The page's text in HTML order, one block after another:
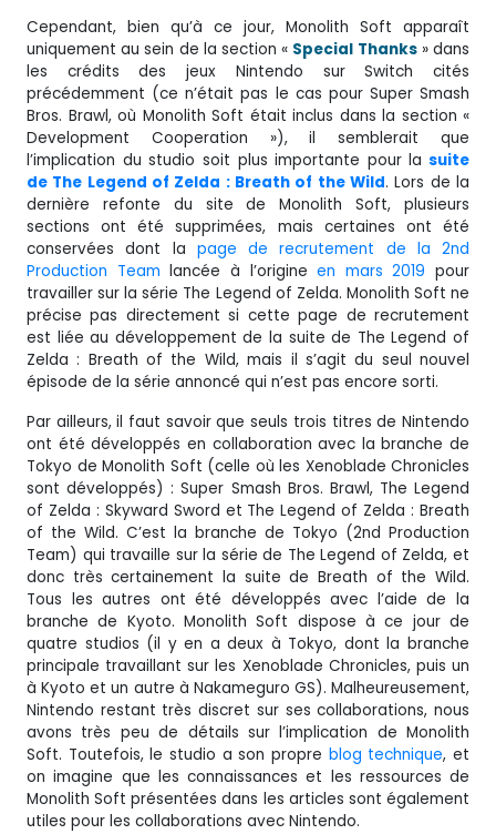
Cependant, bien qu’à ce jour, Monolith Soft apparaît
uniquement au sein de la section « Special Thanks» dans
les crédits des jeux Nintendo sur Switch cités
précédemment (ce n’était pas le cas pour Super Smash
Bros. Brawl, où Monolith Soft était inclus dans la section «
Development Cooperation »), il semblerait que
l’implication du studio soit plus importante pour la suite
de The Legend of Zelda : Breath of the Wild. Lors de la
dernière refonte du site de Monolith Soft, plusieurs
sections ont été supprimées, mais certaines ont été
conservées dont la page de recrutement de la 2nd
Production Team lancée à l’origineen mars 2019 pour
travailler sur la série The Legend of Zelda. Monolith Soft ne
précise pas directement si cette page de recrutement
est liée au développement de la suite de The Legend of
Zelda : Breath of the Wild, mais il s’agit du seul nouvel
épisode de la série annoncé qui n’est pas encore sorti.
Par ailleurs, il faut savoir que seuls trois titres de Nintendo
ont été développés en collaboration avec la branche de
Tokyo de Monolith Soft (celle où les Xenoblade Chronicles
sont développés) : Super Smash Bros. Brawl, The Legend
of Zelda : Skyward Sword et The Legend of Zelda : Breath
of the Wild. C’est la branche de Tokyo (2nd Production
Team) qui travaille sur la série de The Legend of Zelda, et
donc très certainement la suite de Breath of the Wild.
Tous les autres ont été développés avec l’aide de la
branche de Kyoto. Monolith Soft dispose à ce jour de
quatre studios (il y en a deux à Tokyo, dont la branche
principale travaillant sur les Xenoblade Chronicles, puis un
à Kyoto et un autre à Nakameguro GS). Malheureusement,
Nintendo restant très discret sur ses collaborations, nous
avons très peu de détails sur l’implication de Monolith
Soft. Toutefois, le studio a son propre blog technique, et
on imagine que les connaissances et les ressources de
Monolith Soft présentées dans les articles sont également
utiles pour les collaborations avec Nintendo.